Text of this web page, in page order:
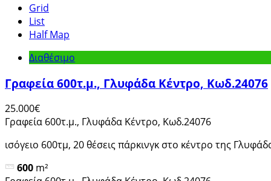
Grid
List
Half Map
Διαθέσιμο
Γραφεία 600τ.μ., Γλυφάδα Κέντρο, Κωδ.24076
25.000€
Γραφεία 600τ.μ., Γλυφάδα Κέντρο, Κωδ.24076
ισόγειο 600τμ, 20 θέσεις πάρκινγκ στο κέντρο της
600 m²